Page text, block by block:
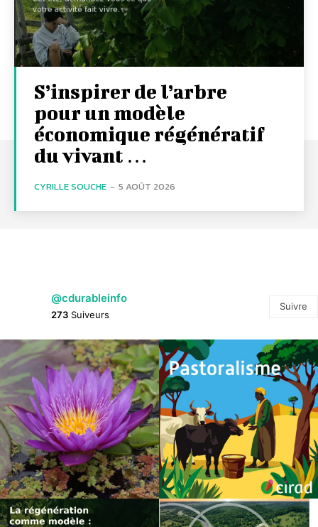
S’inspirer de l’arbre
pour un modèle
économique régénératif
du vivant …
CYRILLE SOUCHE - 5 AOÛT 2026
@cdurableinfo
273 Suiveurs
Suivre